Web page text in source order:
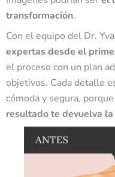
transformación.
Con el equipo del Dr.
expertas desde el
el proceso con un plan
objetivos. Cada detalle
cómoda y segura,
resultado te devuelva